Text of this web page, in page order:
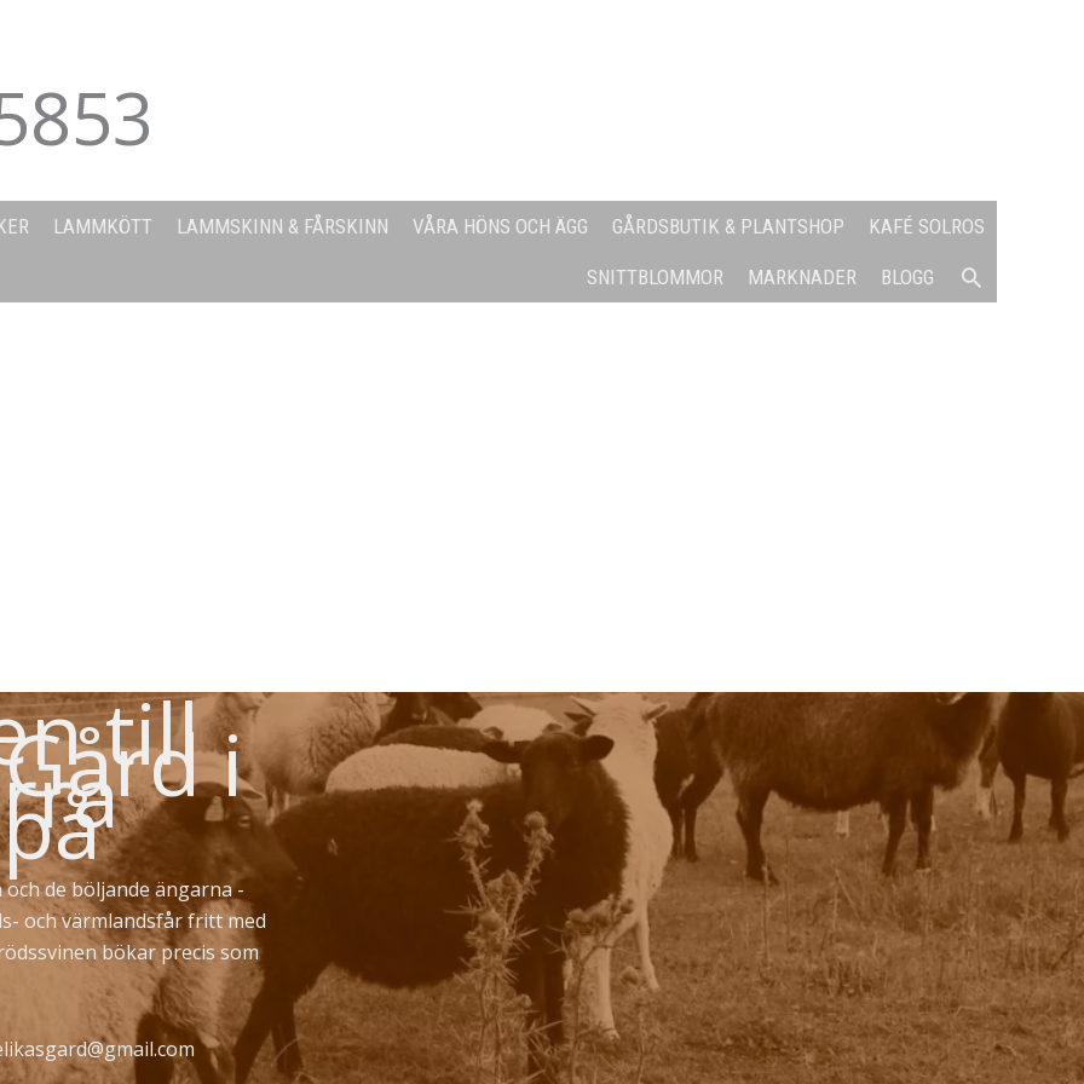
LAMMKÖTT LAMMSKINN & FÅRSKINN VÅRA HÖNS OCH ÄGG GÅRDSBUTIK & PLANTSHOP KAFÉ SOLROS
SNITTBLOMMOR MARKNADER BLOGG SÖK
till i
de böljande ängarna -
och värmlandsfår fritt med
bökar precis som